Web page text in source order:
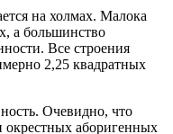
на холмах. Малока
а большинство
Все строения
2,25 квадратных
Очевидно, что
аборигенных